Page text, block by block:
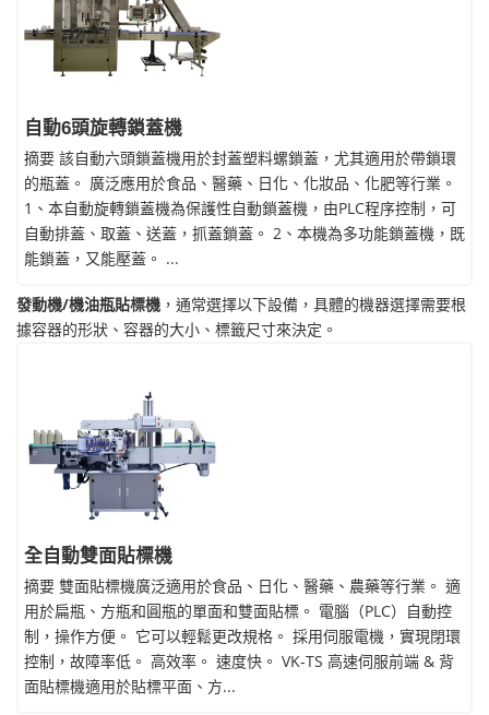
自動6頭旋轉鎖蓋機
摘要 該自動六頭鎖蓋機用於封蓋塑料螺鎖蓋，尤其適用於帶鎖環
的瓶蓋。 廣泛應用於食品、醫藥、日化、化妝品、化肥等行業。
1、本自動旋轉鎖蓋機為保護性自動鎖蓋機，由PLC程序控制，可
自動排蓋、取蓋、送蓋，抓蓋鎖蓋。 2、本機為多功能鎖蓋機，既
能鎖蓋，又能壓蓋。 ...
發動機/機油瓶貼標機 ，通常選擇以下設備，具體的機器選擇需要根
據容器的形狀、容器的大小、標籤尺寸來決定。
全自動雙面貼標機
摘要 雙面貼標機廣泛適用於食品、日化、醫藥、農藥等行業。 適
用於扁瓶、方瓶和圓瓶的單面和雙面貼標。 電腦（PLC）自動控
制，操作方便。 它可以輕鬆更改規格。 採用伺服電機，實現閉環
控制，故障率低。 高效率。 速度快。 VK-TS 高速伺服前端 & 背
面貼標機適用於貼標平面、方...